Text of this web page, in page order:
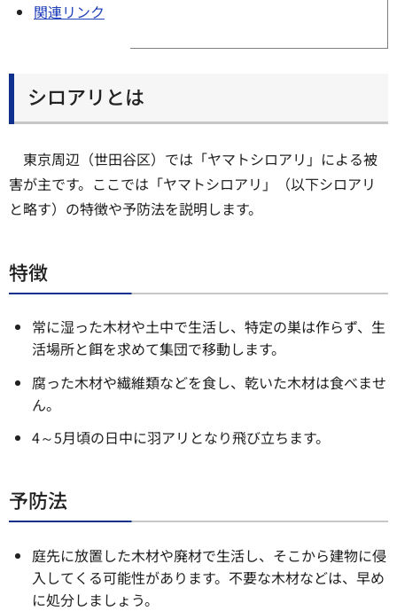
関連リンク
シロアリとは
東京周辺（世田谷区）では「ヤマトシロアリ」による被
害が主です。ここでは「ヤマトシロアリ」（以下シロアリ
と略す）の特徴や予防法を説明します。
特徴
常に湿った木材や土中で生活し、特定の巣は作らず、生
活場所と餌を求めて集団で移動します。
腐った木材や繊維類などを食し、乾いた木材は食べませ
ん。
4～5月頃の日中に羽アリとなり飛び立ちます。
予防法
庭先に放置した木材や廃材で生活し、そこから建物に侵
入してくる可能性があります。不要な木材などは、早め
に処分しましょう。